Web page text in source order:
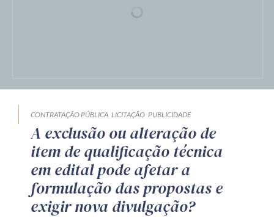
CONTRATAÇÃO PÚBLICA LICITAÇÃO PUBLICIDADE
A exclusão ou alteração de
item de qualificação técnica
em edital pode afetar a
formulação das propostas e
exigir nova divulgação?